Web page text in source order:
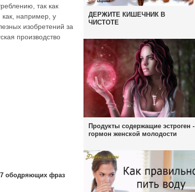
так как
как, например, у
изобретений за
производство
7 ободряющих фраз
ДЕРЖИТЕ КИШЕЧНИК В
ЧИСТОТЕ
Продукты содержащие эстроген -
гормон женской молодости